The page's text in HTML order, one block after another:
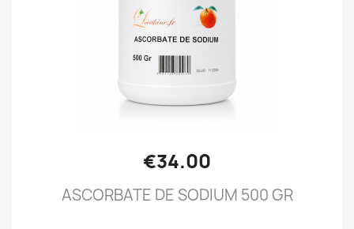
€34.00
ASCORBATE DE SODIUM 500 GR